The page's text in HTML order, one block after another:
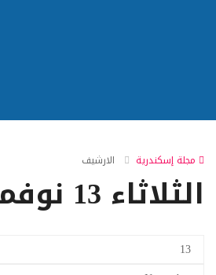
مجلة إسكندرية الارشيف
الثلاثاء 13 نوفمبر 2018